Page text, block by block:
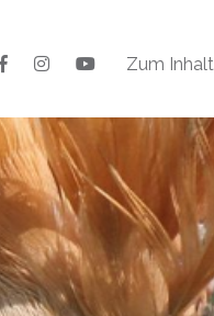
Zum Inhalt